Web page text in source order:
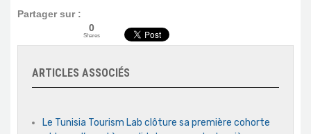
Partager sur :
0
Shares
ARTICLES ASSOCIÉS
Le Tunisia Tourism Lab clôture sa première cohorte